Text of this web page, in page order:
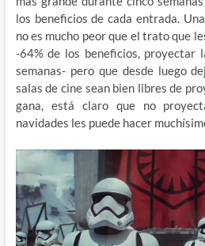
los beneficios de cada entrada.
no es mucho peor que el trato que
-64% de los beneficios, proyectar
semanas- pero que desde luego
salas de cine sean bien libres de
gana, está claro que no
navidades les puede hacer